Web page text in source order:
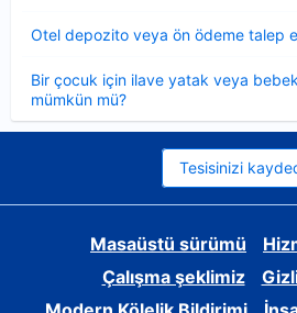
Otel depozito veya ön ödeme talep
Bir çocuk için ilave yatak veya
mümkün mü?
Tesisinizi
Masaüstü sürümü
Çalışma şeklimiz